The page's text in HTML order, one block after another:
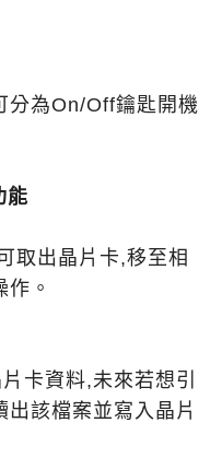
分為On/Off鑰匙開機
能
取出晶片卡,移至相
。
卡資料,未來若想引
該檔案並寫入晶片